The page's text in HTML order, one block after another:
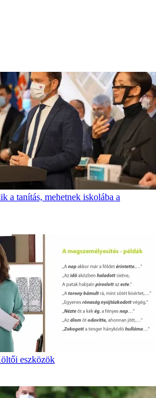
a tanítás, mehetnek iskolába a
eszközök